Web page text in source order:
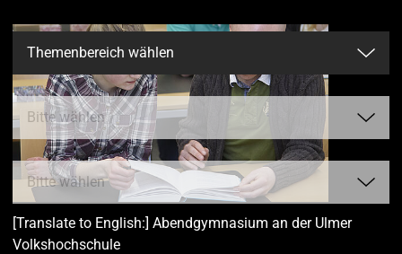
[Translate to English:] Abendgymnasium an der Ulmer
Volkshochschule